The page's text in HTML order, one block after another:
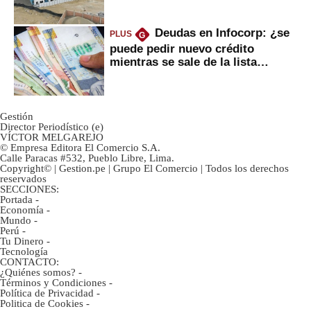
PLUS G
Deudas en Infocorp: ¿se
puede pedir nuevo crédito
mientras se sale de la lista
Gestión
Director Periodístico (e)
VÍCTOR MELGAREJO
© Empresa Editora El Comercio S.A.
Calle Paracas #532, Pueblo Libre, Lima.
Copyright© | Gestion.pe | Grupo El Comercio | Todos los derechos
reservados
SECCIONES:
Portada -
Economía -
Mundo -
Perú -
Tu Dinero -
Tecnología
CONTACTO:
¿Quiénes somos? -
Términos y Condiciones -
Política de Privacidad -
Politica de Cookies -